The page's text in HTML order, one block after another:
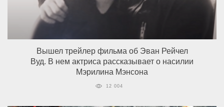
Вышел трейлер фильма об Эван Рейчел
Вуд. В нем актриса рассказывает о насилии
Мэрилина Мэнсона
12 004